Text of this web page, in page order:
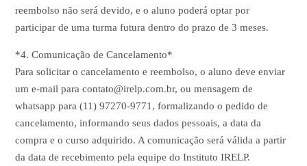
reembolso não será devido, e o aluno poderá optar por
participar de uma turma futura dentro do prazo de 3 meses.
*4. Comunicação de Cancelamento*
Para solicitar o cancelamento e reembolso, o aluno deve enviar
um e-mail para contato@irelp.com.br, ou mensagem de
whatsapp para (11) 97270-9771, formalizando o pedido de
cancelamento, informando seus dados pessoais, a data da
compra e o curso adquirido. A comunicação será válida a partir
da data de recebimento pela equipe do Instituto IRELP.